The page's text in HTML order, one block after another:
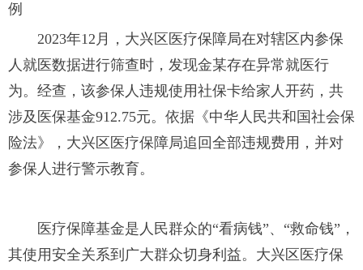
例
2023年12月，大兴区医疗保障局在对辖区内参保
人就医数据进行筛查时，发现金某存在异常就医行
为。经查，该参保人违规使用社保卡给家人开药，共
涉及医保基金912.75元。依据《中华人民共和国社会保
险法》，大兴区医疗保障局追回全部违规费用，并对
参保人进行警示教育。
医疗保障基金是人民群众的“看病钱”、“救命钱”，
其使用安全关系到广大群众切身利益。大兴区医疗保